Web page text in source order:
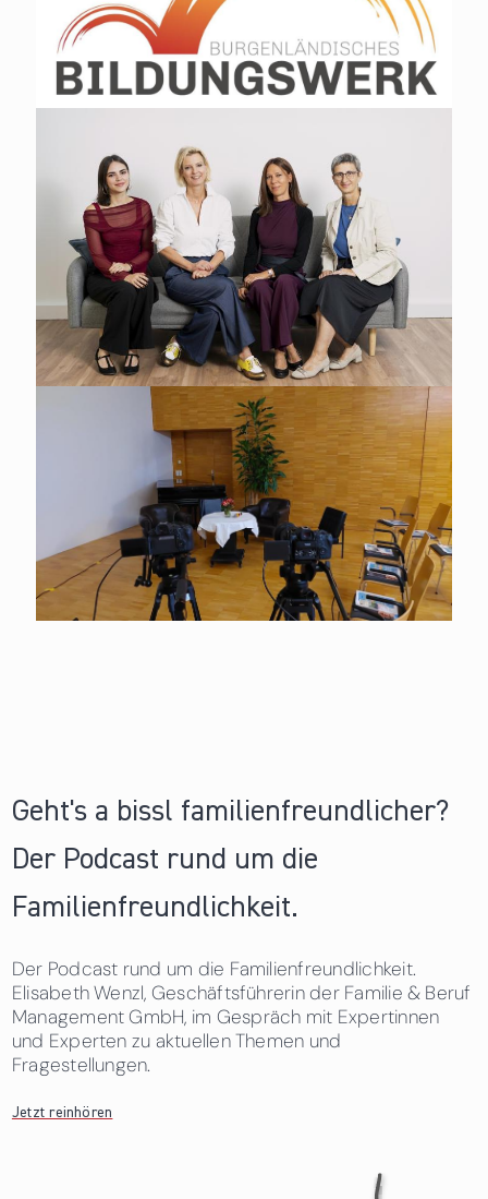
Geht's a bissl familienfreundlicher?
Der Podcast rund um die
Familienfreundlichkeit.
Der Podcast rund um die Familienfreundlichkeit.
Elisabeth Wenzl, Geschäftsführerin der Familie & Beruf
Management GmbH, im Gespräch mit Expertinnen
und Experten zu aktuellen Themen und
Fragestellungen.
Jetzt reinhören